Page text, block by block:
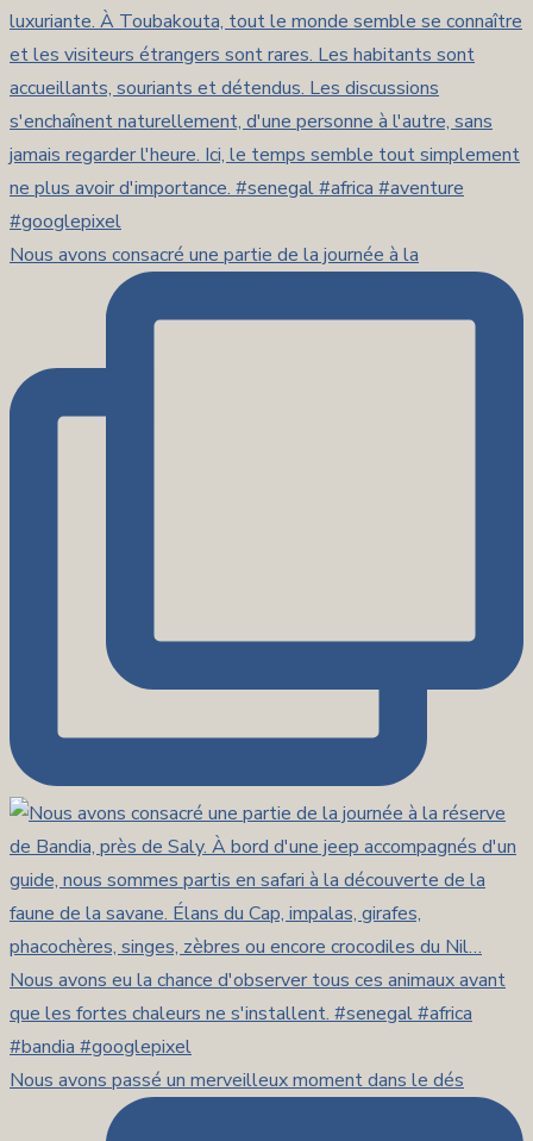
Nous avons consacré une partie de la journée à la
Nous avons passé un merveilleux moment dans le dés